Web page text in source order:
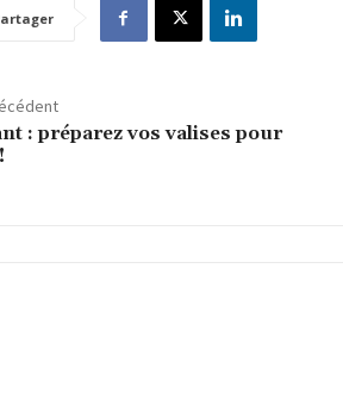
: préparez vos valises pour